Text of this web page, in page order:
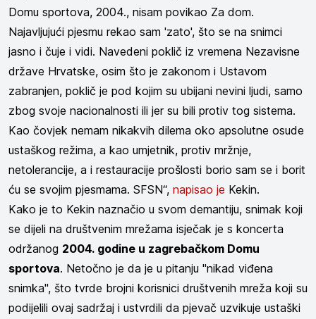
Domu sportova, 2004., nisam povikao Za dom.
Najavljujući pjesmu rekao sam 'zato', što se na snimci
jasno i čuje i vidi. Navedeni poklič iz vremena Nezavisne
države Hrvatske, osim što je zakonom i Ustavom
zabranjen, poklič je pod kojim su ubijani nevini ljudi, samo
zbog svoje nacionalnosti ili jer su bili protiv tog sistema.
Kao čovjek nemam nikakvih dilema oko apsolutne osude
ustaškog režima, a kao umjetnik, protiv mržnje,
netolerancije, a i restauracije prošlosti borio sam se i borit
ću se svojim pjesmama. SFSN“, napisao je Kekin.
Kako je to Kekin naznačio u svom demantiju, snimak koji
se dijeli na društvenim mrežama isječak je s koncerta
održanog 2004. godine u zagrebačkom Domu
sportova. Netočno je da je u pitanju "nikad viđena
snimka", što tvrde brojni korisnici društvenih mreža koji su
podijelili ovaj sadržaj i ustvrdili da pjevač uzvikuje ustaški